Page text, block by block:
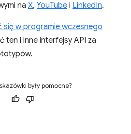
na X, YouTube i LinkedIn.
się w programie wczesnego
ten i inne interfejsy API za
były pomocne?